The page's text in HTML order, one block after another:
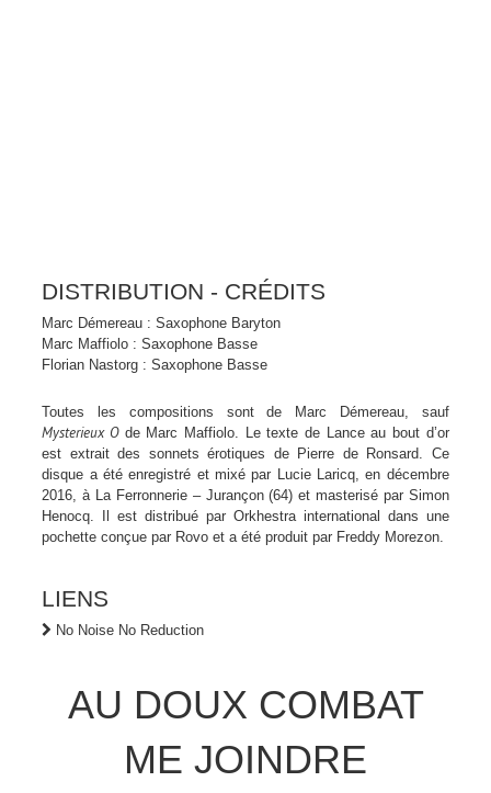
DISTRIBUTION - CRÉDITS
Marc Démereau : Saxophone Baryton
Marc Maffiolo : Saxophone Basse
Florian Nastorg : Saxophone Basse
Toutes les compositions sont de Marc Démereau, sauf
Mysterieux Ode Marc Maffiolo. Le texte de Lance au bout d’or
est extrait des sonnets érotiques de Pierre de Ronsard. Ce
disque a été enregistré et mixé par Lucie Laricq, en décembre
2016, à La Ferronnerie – Jurançon (64) et masterisé par Simon
Henocq. Il est distribué par Orkhestra international dans une
pochette conçue par Rovo et a été produit par Freddy Morezon.
LIENS
No Noise No Reduction
AU DOUX COMBAT
ME JOINDRE